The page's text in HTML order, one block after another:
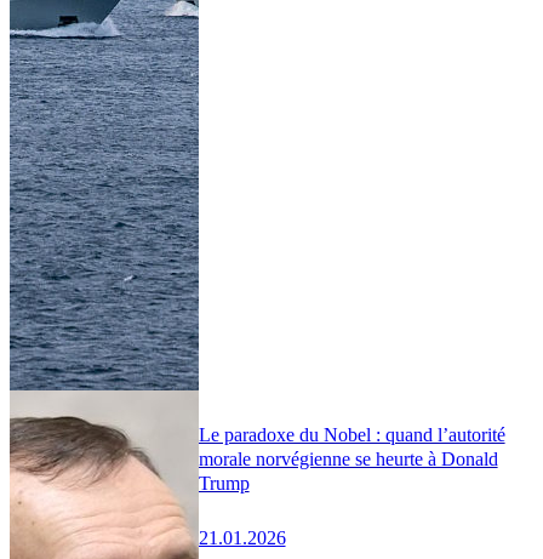
Le paradoxe du Nobel : quand l’autorité
morale norvégienne se heurte à Donald
Trump
21.01.2026